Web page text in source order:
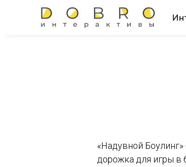
«Надувной Боулинг»
дорожка для игры в